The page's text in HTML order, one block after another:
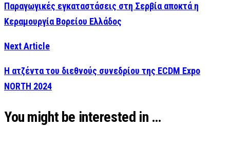
Παραγωγικές εγκαταστάσεις στη Σερβία αποκτά η
Κεραμουργία Βορείου Ελλάδος
Next Article
H ατζέντα του διεθνούς συνεδρίου της ECDM Expo
NORTH 2024
You might be interested in …